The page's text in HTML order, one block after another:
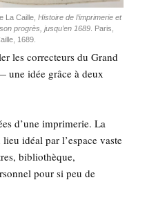
La Caille, His­toire de l’imprimerie et
pro­grès, jusqu’en 1689 . Paris,
1689.
les cor­rec­teurs du Grand
idée grâce à deux
d’une impri­me­rie. La
idéal par l’espace vaste
biblio­thèque,
pour si peu de